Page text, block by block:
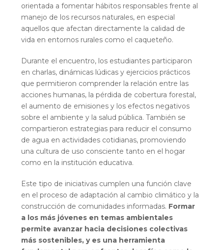
orientada a fomentar hábitos responsables frente al
manejo de los recursos naturales, en especial
aquellos que afectan directamente la calidad de
vida en entornos rurales como el caqueteño.
Durante el encuentro, los estudiantes participaron
en charlas, dinámicas lúdicas y ejercicios prácticos
que permitieron comprender la relación entre las
acciones humanas, la pérdida de cobertura forestal,
el aumento de emisiones y los efectos negativos
sobre el ambiente y la salud pública. También se
compartieron estrategias para reducir el consumo
de agua en actividades cotidianas, promoviendo
una cultura de uso consciente tanto en el hogar
como en la institución educativa.
Este tipo de iniciativas cumplen una función clave
en el proceso de adaptación al cambio climático y la
construcción de comunidades informadas. Formar
a los más jóvenes en temas ambientales
permite avanzar hacia decisiones colectivas
más sostenibles, y es una herramienta